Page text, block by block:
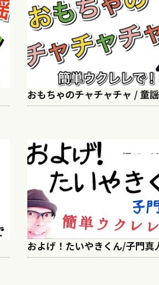
おもちゃのチャチャチャ / 童
およげ！たいやきくん/子門真